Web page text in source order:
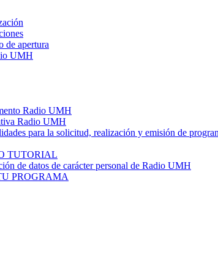
de apertura
UMH
Radio UMH
Radio UMH
para la solicitud, realización y emisión de
TUTORIAL
de datos de carácter personal de Radio UMH
PROGRAMA